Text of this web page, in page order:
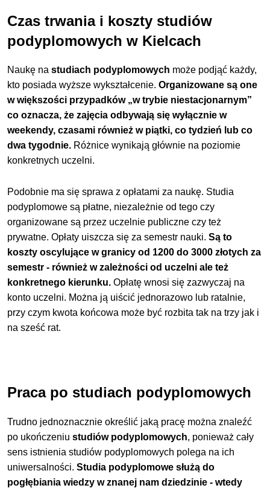
Czas trwania i koszty studiów
podyplomowych w Kielcach
Naukę nastudiach podyplomowych może podjąć każdy,
kto posiada wyższe wykształcenie.Organizowane są one
w większości przypadków „w trybie niestacjonarnym”
co oznacza, że zajęcia odbywają się wyłącznie w
weekendy, czasami również w piątki, co tydzień lub co
dwa tygodnie. Różnice wynikają głównie na poziomie
konkretnych uczelni.
Podobnie ma się sprawa z opłatami za naukę. Studia
podyplomowe są płatne, niezależnie od tego czy
organizowane są przez uczelnie publiczne czy też
prywatne. Opłaty uiszcza się za semestr nauki. Są to
koszty oscylujące w granicy od 1200 do 3000 złotych za
semestr - również w zależności od uczelni ale też
konkretnego kierunku.Opłatę wnosi się zazwyczaj na
konto uczelni. Można ją uiścić jednorazowo lub ratalnie,
przy czym kwota końcowa może być rozbita tak na trzy jak i
na sześć rat.
Praca po studiach podyplomowych
Trudno jednoznacznie określić jaką pracę można znaleźć
po ukończeniustudiów podyplomowych, ponieważ cały
sens istnienia studiów podyplomowych polega na ich
uniwersalności.Studia podyplomowe służą do
pogłębiania wiedzy w znanej nam dziedzinie - wtedy